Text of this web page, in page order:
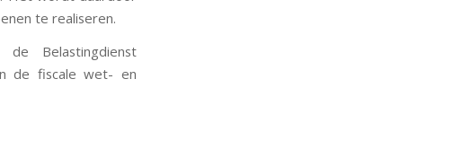
te realiseren.
Belastingdienst
de fiscale wet- en